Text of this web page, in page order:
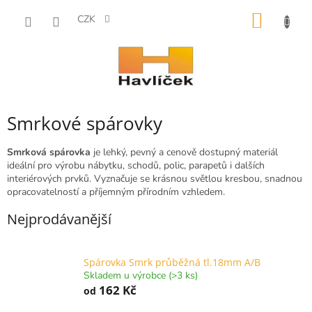
CZK
Smrkové spárovky
Smrková spárovka je lehký, pevný a cenově dostupný materiál
ideální pro výrobu nábytku, schodů, polic, parapetů i dalších
interiérových prvků. Vyznačuje se krásnou světlou kresbou, snadnou
opracovatelností a příjemným přírodním vzhledem.
Nejprodávanější
Spárovka Smrk průběžná tl.18mm A/B
Skladem u výrobce (>3 ks)
od 162 Kč